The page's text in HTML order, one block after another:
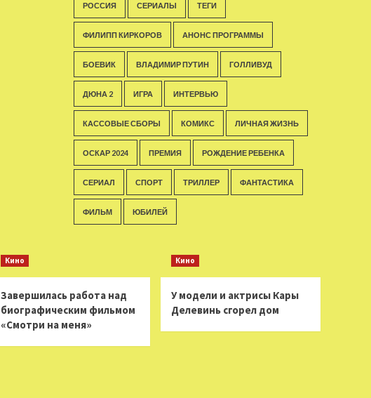
РОССИЯ СЕРИАЛЫ ТЕГИ
ФИЛИПП КИРКОРОВ АНОНС ПРОГРАММЫ
БОЕВИК ВЛАДИМИР ПУТИН ГОЛЛИВУД
ДЮНА 2 ИГРА ИНТЕРВЬЮ
КАССОВЫЕ СБОРЫ КОМИКС ЛИЧНАЯ ЖИЗНЬ
ОСКАР 2024 ПРЕМИЯ РОЖДЕНИЕ РЕБЕНКА
СЕРИАЛ СПОРТ ТРИЛЛЕР ФАНТАСТИКА
ФИЛЬМ ЮБИЛЕЙ
Кино
Завершилась работа над
биографическим фильмом
«Смотри на меня»
Кино
У модели и актрисы Кары
Делевинь сгорел дом